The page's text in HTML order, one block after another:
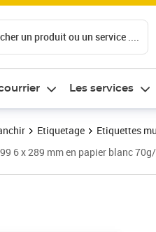
un produit ou un service ....
Les services
Etiquetage
Etiquettes
6 x 289 mm en papier blanc